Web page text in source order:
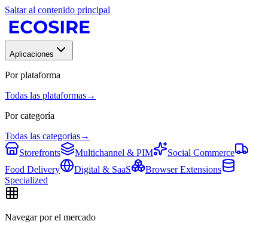
Saltar al contenido principal
Aplicaciones
Por plataforma
Todas las plataformas→
Por categoría
Todas las categorias→
Storefronts
Multichannel & PIM
Social Commerce
Food Delivery
Digital & SaaS
Browser Extensions
Specialized
Navegar por el mercado